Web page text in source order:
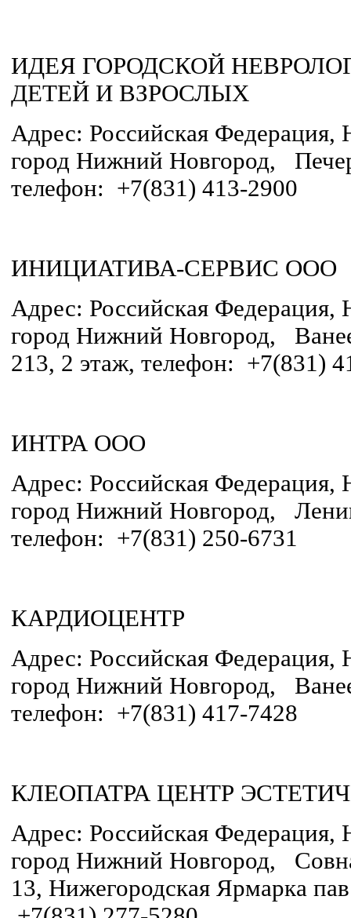
ИДЕЯ ГОРОДСКОЙ
ДЕТЕЙ И ВЗРОСЛЫХ
Адрес: Российская Федерация,
город Нижний Новгород,
телефон: +7(831) 413-2900
ИНИЦИАТИВА-СЕРВИС ООО
Адрес: Российская Федерация,
город Нижний Новгород,
213, 2 этаж, телефон: +7(831)
ИНТРА ООО
Адрес: Российская Федерация,
город Нижний Новгород,
телефон: +7(831) 250-6731
КАРДИОЦЕНТР
Адрес: Российская Федерация,
город Нижний Новгород,
телефон: +7(831) 417-7428
КЛЕОПАТРА ЦЕНТР
Адрес: Российская Федерация,
город Нижний Новгород,
13, Нижегородская Ярмарка